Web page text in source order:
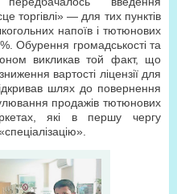
торгівлі» — для тих пунктів
напоїв і тютюнових
Обурення громадськості та
викликав той факт, що
вартості ліцензії для
шлях до повернення
продажів тютюнових
які в першу чергу